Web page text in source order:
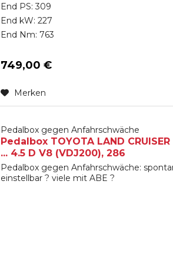
End PS: 309
End kW: 227
End Nm: 763
749,00 €
Merken
Pedalbox gegen Anfahrschwäche
Pedalbox TOYOTA LAND
... 4.5 D V8 (VDJ200), 286
Pedalbox gegen Anfahrschwäche:
einstellbar ? viele mit ABE ?